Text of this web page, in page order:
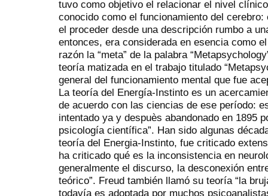
tuvo como objetivo el relacionar el nivel
conocido como el funcionamiento del
el proceder desde una descripción rumbo a
entonces, era considerada en esencia como
razón la “meta” de la palabra
teoría matizada en el trabajo titulado
general del funcionamiento mental que fue
La teoría del Energía-Instinto es un
de acuerdo con las ciencias de ese período:
intentado ya y despuès abandonado en 1895
psicología científica”. Han sido algunas
teoría del Energia-Instinto, fue criticado
ha criticado qué es la inconsistencia en
generalmente el discurso, la desconexión
teórico”. Freud también llamó su teoría “la
todavía es adoptada por muchos